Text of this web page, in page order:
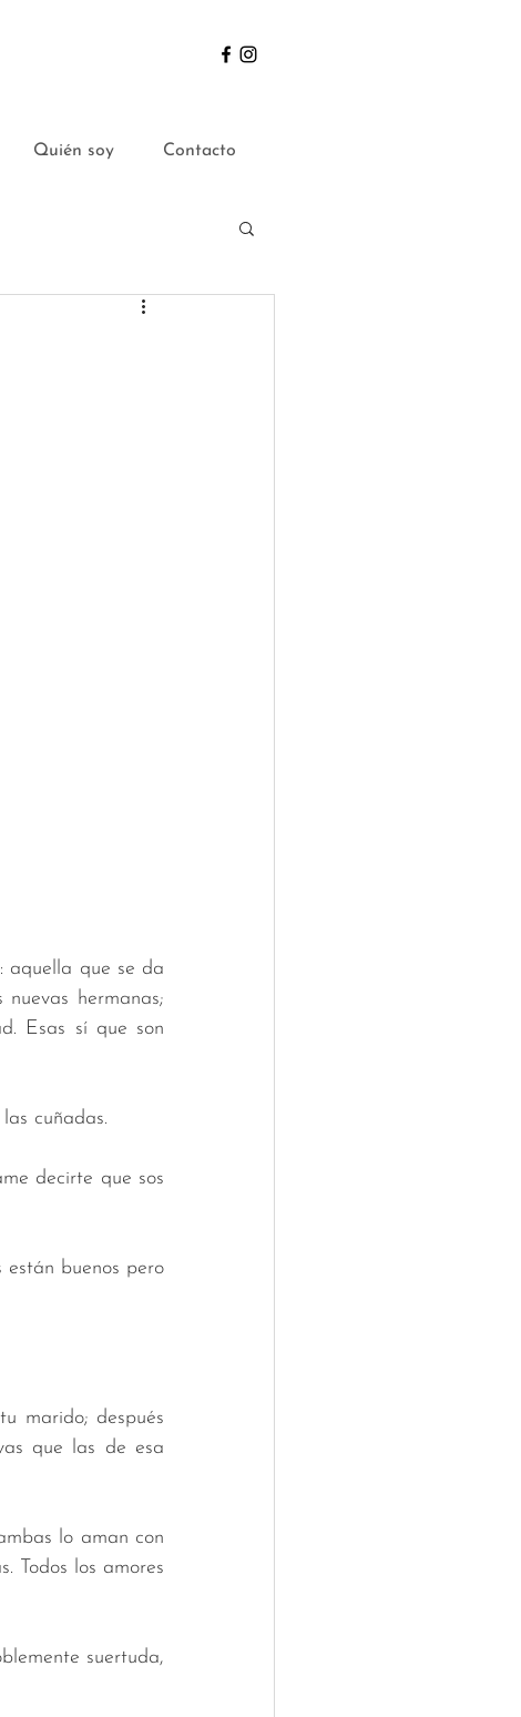
Quién soy Contacto
aquella que se da
hermanas;
Esas sí que son
cuñadas.
decirte que sos
buenos pero
marido; después
que las de esa
lo aman con
Todos los amores
suertuda,